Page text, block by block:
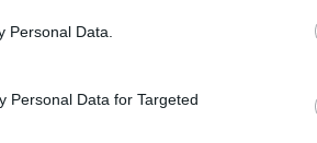
Personal Data.
Personal Data for Targeted